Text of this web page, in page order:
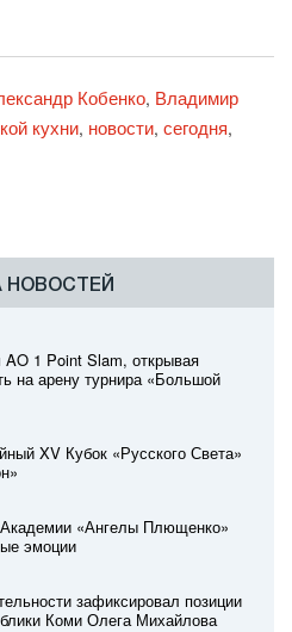
Кобенко, Владимир
кухни, новости, сегодня,
НОВОСТЕЙ
AO 1 Point Slam, открывая
на арену турнира «Большой
XV Кубок «Русского Света»
«Ангелы Плющенко»
эмоции
зафиксировал позиции
Коми Олега Михайлова